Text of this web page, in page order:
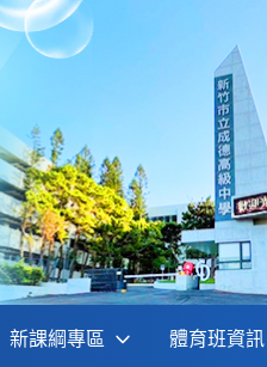
新課綱專區 體育班資訊